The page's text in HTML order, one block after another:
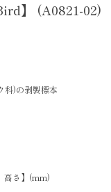
】 (A0821-02)
科)の剥製標本
さ】(mm)